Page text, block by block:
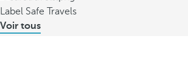
Label Safe Travels
Voir tous